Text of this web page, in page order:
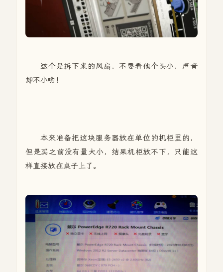
这个是拆下来的风扇，不要看他个头小，声音
却不小哟！
本来准备把这块服务器放在单位的机柜里的，
但是买之前没有量大小，结果机柜放不下，只能这
样直接放在桌子上了。